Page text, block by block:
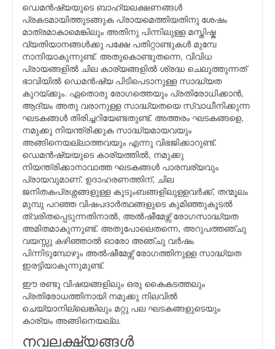
ഡെമന്‍ഷ്യയുടെ ബാഹ്യലക്ഷണങ്ങള്‍
പ്രകടമായിത്തുടങ്ങുക പ്രായമെത്തിയതിനു ശേഷം
മാത്രമാകാമെങ്കിലും അതിനു പിന്നിലുള്ള മസ്തിഷ്ക
വ്യതിയാനങ്ങള്‍ക്കു പക്ഷേ പതിറ്റാണ്ടുകള്‍ മുമ്പേ
നാന്ദിയാകുന്നുണ്ട്. അതുകൊണ്ടുതന്നെ, വിവിധ
പ്രായങ്ങളില്‍ ചില കാര്യങ്ങളില്‍ ശ്രദ്ധ ചെലുത്തുന്നത്
ഭാവിയില്‍ ഡെമന്‍ഷ്യ പിടിപെടാനുള്ള സാദ്ധ്യത
കുറയ്ക്കും. ഏതൊരു രോഗത്തെയും പ്രതിരോധിക്കാന്‍,
ആദ്യം അതു വരാനുള്ള സാദ്ധ്യതയെ സ്വാധീനിക്കുന്ന
ഘടകങ്ങള്‍ തിരിച്ചറിയേണ്ടതുണ്ട്. അത്തരം ഘടകങ്ങളെ,
നമുക്കു നിയന്ത്രിക്കുക സാദ്ധ്യമായവയും
അങ്ങിനെയല്ലാത്തവയും എന്നു വിഭജിക്കാറുണ്ട്.
ഡെമന്‍ഷ്യയുടെ കാര്യത്തില്‍, നമുക്കു
നിയന്ത്രിക്കാനാവാത്ത ഘടകങ്ങള്‍ പാരമ്പര്യവും
പ്രായവുമാണ്. ഉദാഹരണത്തിന്, ചില
ജനിതകപ്രശ്നങ്ങളുള്ള കുടുംബങ്ങളിലുള്ളവര്‍ക്ക്, തന്മൂലം
മുമ്പു പറഞ്ഞ വിഷപദാര്‍ത്ഥങ്ങളുടെ കുമിഞ്ഞുകൂടല്‍
ത്വരിതപ്പെടുന്നതിനാല്‍, അല്‍ഷീമേഴ്സ് രോഗസാദ്ധ്യത
അമിതമാകുന്നുണ്ട്. അതുപോലെതന്നെ, അറുപത്തഞ്ചു
വയസ്സു കഴിഞ്ഞാല്‍ ഓരോ അഞ്ചു വര്‍ഷം
പിന്നിടുമ്പോഴും അല്‍ഷീമേഴ്സ് രോഗത്തിനുള്ള സാദ്ധ്യത
ഇരട്ടിയാകുന്നുമുണ്ട്.
ഈ രണ്ടു വിഷയങ്ങളിലും ഒരു കൈകടത്തലും
പ്രതിരോധത്തിനായി നമുക്കു നിലവില്‍
ചെയ്യാനില്ലെങ്കിലും മറ്റു പല ഘടകങ്ങളുടെയും
കാര്യം അങ്ങിനെയല്ല.
നവലക്ഷ്യങ്ങള്‍